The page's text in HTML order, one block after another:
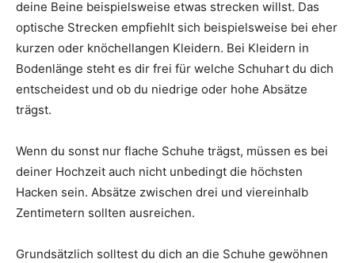
deine Beine beispielsweise etwas strecken willst. Das
optische Strecken empfiehlt sich beispielsweise bei eher
kurzen oder knöchellangen Kleidern. Bei Kleidern in
Bodenlänge steht es dir frei für welche Schuhart du dich
entscheidest und ob du niedrige oder hohe Absätze
trägst.
Wenn du sonst nur flache Schuhe trägst, müssen es bei
deiner Hochzeit auch nicht unbedingt die höchsten
Hacken sein. Absätze zwischen drei und viereinhalb
Zentimetern sollten ausreichen.
Grundsätzlich solltest du dich an die Schuhe gewöhnen